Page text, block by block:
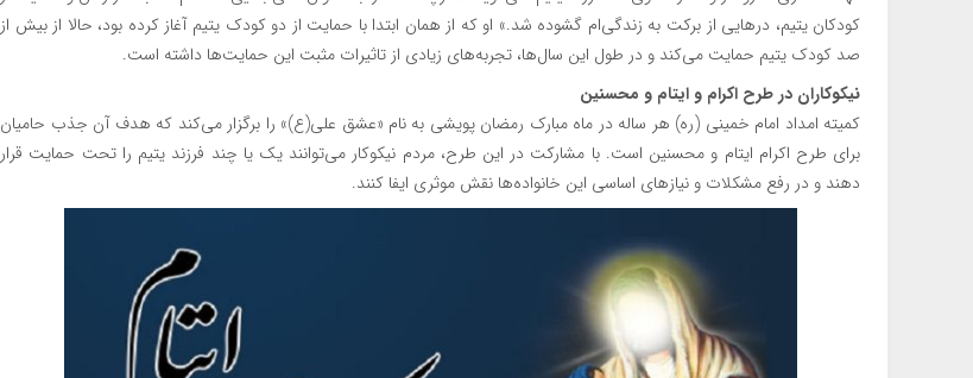
کودکان یتیم، درهایی از برکت به زندگی‌ام گشوده شد.» او که از همان ابتدا با حمایت از دو کودک یتیم آغاز کرده بود، حالا از بیش از
صد کودک یتیم حمایت می‌کند و در طول این سال‌ها، تجربه‌های زیادی از تاثیرات مثبت این حمایت‌ها داشته است.
نیکوکاران در طرح اکرام و ایتام و محسنین
کمیته امداد امام خمینی (ره) هر ساله در ماه مبارک رمضان پویشی به نام «عشق علی(ع)» را برگزار می‌کند که هدف آن جذب حامیان
برای طرح اکرام ایتام و محسنین است. با مشارکت در این طرح، مردم نیکوکار می‌توانند یک یا چند فرزند یتیم را تحت حمایت قرار
دهند و در رفع مشکلات و نیازهای اساسی این خانواده‌ها نقش موثری ایفا کنند.